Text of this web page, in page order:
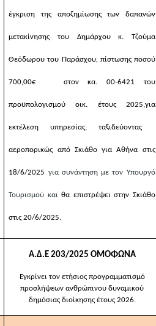
έγκριση της αποζημίωσης των δαπανών
μετακίνησης του Δημάρχου κ. Τζούμα
Θεόδωρου του Παράσχου, πίστωσης ποσού
700,00€ στον κα. 00-6421 του
προϋπολογισμού οικ. έτους 2025,για
εκτέλεση υπηρεσίας, ταξιδεύοντας
αεροπορικώς από Σκιάθο για Αθήνα στις
18/6/2025 για συνάντηση με τον Υπουργό
Τουρισμού καιθα επιστρέψει στην Σκιάθο
στις 20/6/2025.
Α.Δ.Ε 203/2025 ΟΜΟΦΩΝΑ
Εγκρίνει τον ετήσιος προγραμματισμό
προσλήψεων ανθρώπινου δυναμικού
δημόσιας διοίκησης έτους 2026.